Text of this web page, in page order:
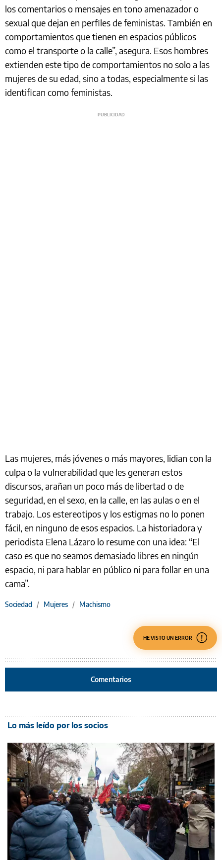
los comentarios o mensajes en tono amenazador o
sexual que dejan en perfiles de feministas. También en
comportamientos que tienen en espacios públicos
como el transporte o la calle”, asegura. Esos hombres
extienden este tipo de comportamientos no solo a las
mujeres de su edad, sino a todas, especialmente si las
identifican como feministas.
Las mujeres, más jóvenes o más mayores, lidian con la
culpa o la vulnerabilidad que les generan estos
discursos, arañan un poco más de libertad o de
seguridad, en el sexo, en la calle, en las aulas o en el
trabajo. Los estereotipos y los estigmas no lo ponen
fácil, en ninguno de esos espacios. La historiadora y
periodista Elena Lázaro lo resume con una idea: “El
caso es que no seamos demasiado libres en ningún
espacio, ni para hablar en público ni para follar en una
cama”.
Sociedad / Mujeres / Machismo
HE VISTO UN ERROR
Comentarios
Lo más leído por los socios